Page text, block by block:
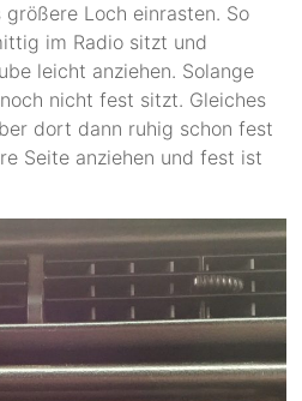
Loch einrasten. So
im Radio sitzt und
leicht anziehen. Solange
nicht fest sitzt. Gleiches
dort dann ruhig schon fest
Seite anziehen und fest ist